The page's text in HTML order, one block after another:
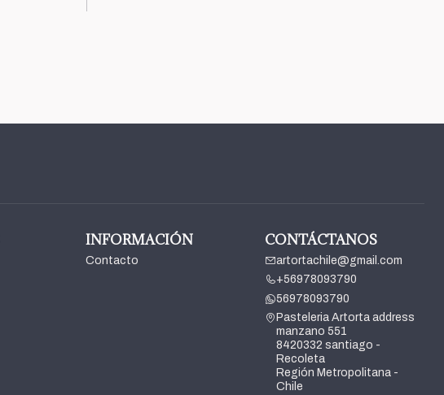
INFORMACIÓN
Contacto
CONTÁCTANOS
artortachile@gmail.com
+56978093790
56978093790
Pasteleria Artorta address
manzano 551
8420332 santiago -
Recoleta
Región Metropolitana -
Chile